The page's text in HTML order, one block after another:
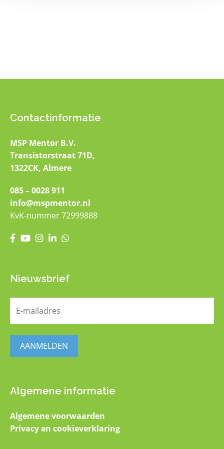
Contactinformatie
MSP Mentor B.V.
Transistorstraat 71D,
1322CK, Almere
085 – 0028 911
info@mspmentor.nl
KvK-nummer 72999888
Nieuwsbrief
mailadres
AANMELDEN
Algemene informatie
Algemene voorwaarden
Privacy en cookieverklaring